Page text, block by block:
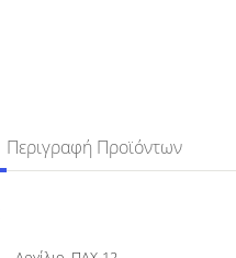
Περιγραφή Προϊόντων